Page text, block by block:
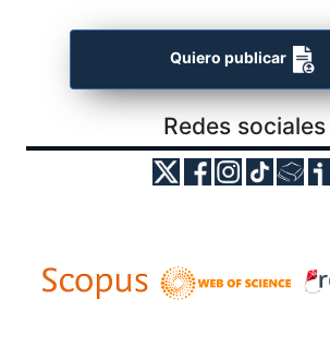
Quiero publicar
Redes sociales